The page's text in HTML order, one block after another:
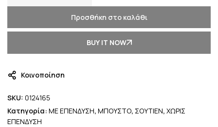
Προσθήκη στο καλάθι
BUY IT NOW
Κοινοποίηση
SKU: 0124165
Κατηγορία: ΜΕ ΕΠΕΝΔΥΣΗ, ΜΠΟΥΣΤΟ, ΣΟΥΤΙΕΝ, ΧΩΡΙΣ
ΕΠΕΝΔΥΣΗ